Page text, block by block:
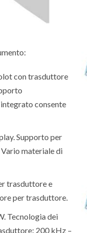
con trasduttore
consente
Supporto per
materiale di
trasduttore e
per trasduttore.
Tecnologia dei
200 kHz –